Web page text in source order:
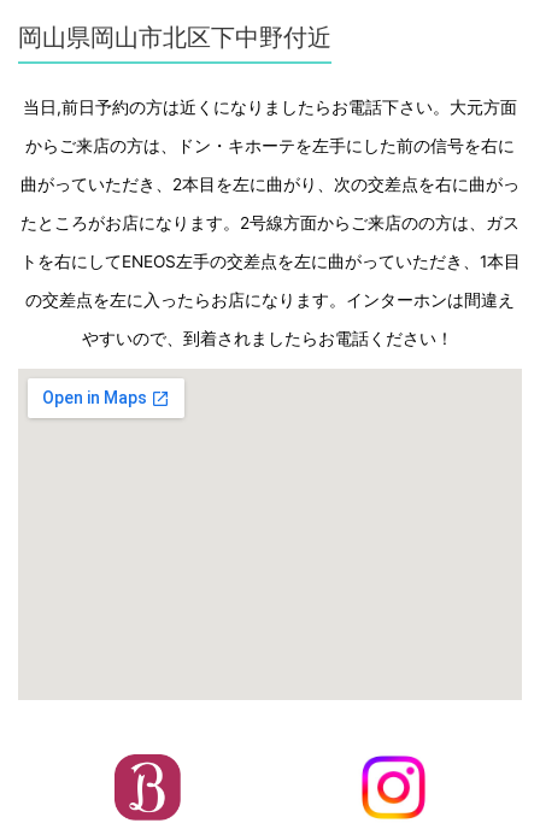
岡山県岡山市北区下中野付近
当日,前日予約の方は近くになりましたらお電話下さい。大元方面
からご来店の方は、ドン・キホーテを左手にした前の信号を右に
曲がっていただき、2本目を左に曲がり、次の交差点を右に曲がっ
たところがお店になります。2号線方面からご来店のの方は、ガス
トを右にしてENEOS左手の交差点を左に曲がっていただき、1本目
の交差点を左に入ったらお店になります。インターホンは間違え
やすいので、到着されましたらお電話ください！